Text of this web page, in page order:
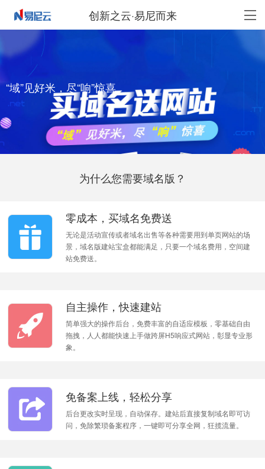
创新之云·易尼而来
“域”见好米，尽“响”惊喜
为什么您需要域名版？
零成本，买域名免费送
无论是活动宣传或者域名出售等各种需要用到单页网站的场
景，域名版建站宝盒都能满足，只要一个域名费用，空间建
站免费送。
自主操作，快速建站
简单强大的操作后台，免费丰富的自适应模板，零基础自由
拖拽，人人都能快速上手做跨屏H5响应式网站，彰显专业形
象。
免备案上线，轻松分享
后台更改实时呈现，自动保存。建站后直接复制域名即可访
问，免除繁琐备案程序，一键即可分享全网，狂揽流量。